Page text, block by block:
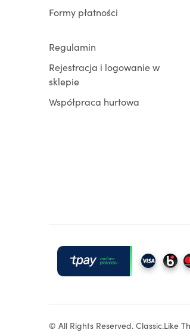
Formy płatności
Regulamin
Rejestracja i logowanie w
sklepie
Współpraca hurtowa
© All Rights Reserved. Classic.Like